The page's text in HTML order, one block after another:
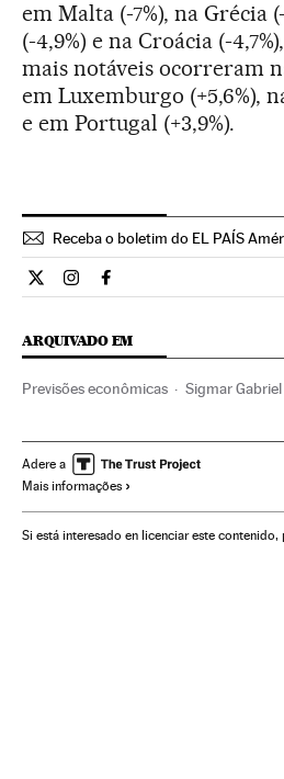
em Malta (-7%), na Grécia
(-4,9%) e na Croácia (-
mais notáveis ocorreram
em Luxemburgo (+5,6%),
e em Portugal (+3,9%).
Receba o boletim do EL PAÍS
Economia El País Brasil en Twitter
Economia El País Brasil en
Economia El País Brasil
ARQUIVADO EM
Previsões econômicas Sigmar Gabriel
Recessão econômica Política
Conjuntura econômica
Europa
Adere a
Mais informações
Si está interesado en licenciar este contenido,